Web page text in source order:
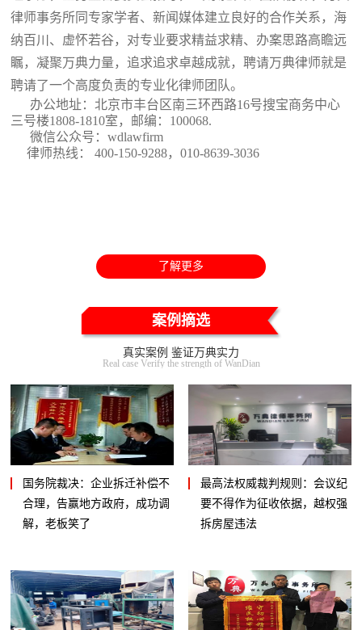
律师事务所同专家学者、新闻媒体建立良好的合作关系，海
纳百川、虚怀若谷，对专业要求精益求精、办案思路高瞻远
瞩，凝聚万典力量，追求追求卓越成就，聘请万典律师就是
聘请了一个高度负责的专业化律师团队。
办公地址：北京市丰台区南三环西路16号搜宝商务中心
三号楼1808-1810室 ，邮编：100068.
微信公众号：wdlawfirm
律师热线： 400-150-9288，010-8639-3036
了解更多
案例摘选
真实案例 鉴证万典实力
Real case Verify the strength of WanDian
国务院裁决：企业拆迁补偿不
合理，告赢地方政府，成功调
解，老板笑了
最高法权威裁判规则：会议纪
要不得作为征收依据，越权强
拆房屋违法